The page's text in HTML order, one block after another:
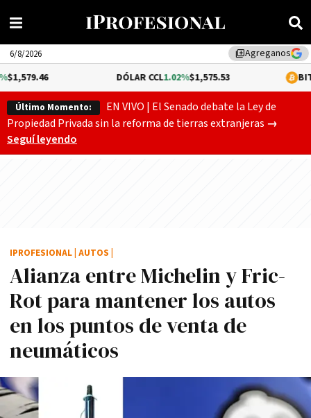
library_addAgreganos
6/8/2026
DÓLAR CCL1.02%$1,575.53 BITCOIN-
Último Momento:
EN VIVO | El Senado debate la Ley de
Propiedad Privada sin la reforma de tierras extranjeras →
Seguí leyendo
Alianza entre Michelin y Fric-
Rot para mantener los autos
en los puntos de venta de
neumáticos
IPROFESIONAL AUTOS